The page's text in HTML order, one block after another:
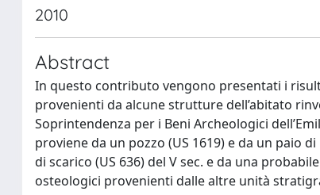
2010
Abstract
In questo contributo vengono presentati i
provenienti da alcune strutture dell’abitato
Soprintendenza per i Beni Archeologici
proviene da un pozzo (US 1619) e da un paio
di scarico (US 636) del V sec. e da una
osteologici provenienti dalle altre unità